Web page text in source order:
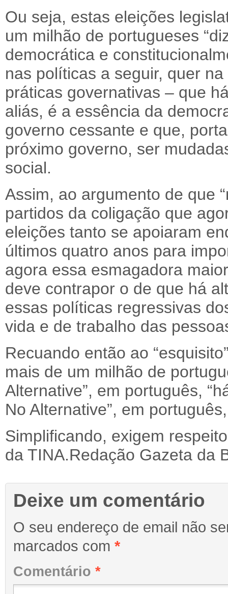
Ou seja, estas eleições
um milhão de portugueses
democrática e
nas políticas a seguir, quer
práticas governativas – que
aliás, é a essência da
governo cessante e que,
próximo governo, ser
social.
Assim, ao argumento de que
partidos da coligação que
eleições tanto se apoiaram
últimos quatro anos para
agora essa esmagadora
deve contrapor o de que há
essas políticas regressivas
vida e de trabalho das
Recuando então ao
mais de um milhão de
Alternative”, em português,
No Alternative”, em
Simplificando, exigem
da TINA.Redação Gazeta da
Deixe um comentário
O seu endereço de email não
marcados com *
Comentário *